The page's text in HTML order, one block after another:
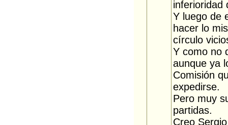
inferioridad
Y luego de
hacer lo
círculo
Y como no
aunque ya
Comisión
expedirse.
Pero muy
partidas.
Creo